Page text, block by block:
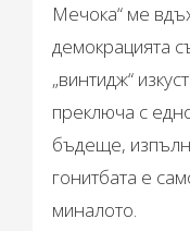
Мечока“ ме
демокрацията
„винтидж“
преключа с
бъдеще,
гонитбата е
миналото.